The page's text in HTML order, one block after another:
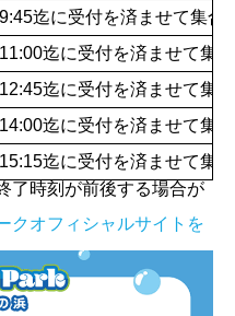
9:45迄に受付を済ませて集合
11:00迄に受付を済ませて集
12:45迄に受付を済ませて集
14:00迄に受付を済ませて集
15:15迄に受付を済ませて集
了時刻が前後する場合が
クオフィシャルサイトを